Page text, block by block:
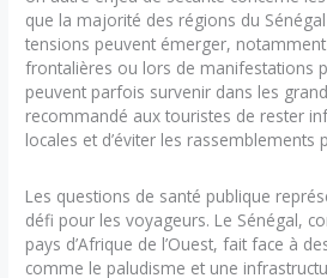
que la majorité des régions du
tensions peuvent émerger,
frontalières ou lors de manifestations
peuvent parfois survenir dans les
recommandé aux touristes de rester
locales et d’éviter les rassemblements
Les questions de santé publique
défi pour les voyageurs. Le Sénégal,
pays d’Afrique de l’Ouest, fait face à
comme le paludisme et une